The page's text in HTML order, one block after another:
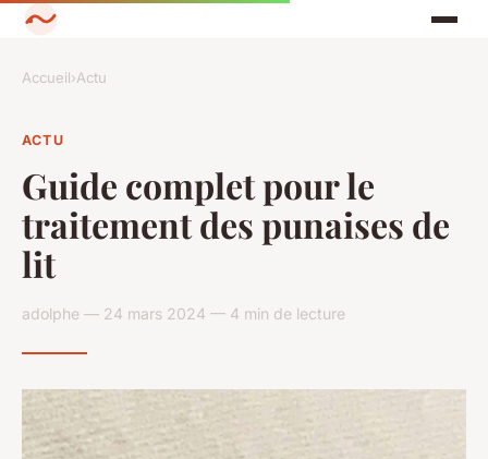
Accueil›Actu
ACTU
Guide complet pour le
traitement des punaises de
lit
adolphe — 24 mars 2024 — 4 min de lecture